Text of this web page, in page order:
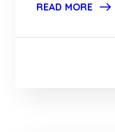
READ MORE